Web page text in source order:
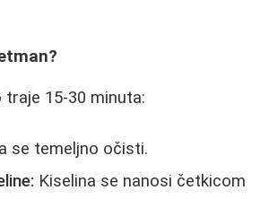
15-30 minuta:
se temeljno očisti.
Kiselina se nanosi četkicom